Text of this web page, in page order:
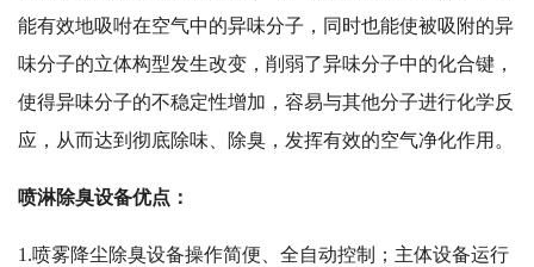
能有效地吸咐在空气中的异味分子，同时也能使被吸附的异
味分子的立体构型发生改变，削弱了异味分子中的化合键，
使得异味分子的不稳定性增加，容易与其他分子进行化学反
应，从而达到彻底除味、除臭，发挥有效的空气净化作用。
喷淋除臭设备优点：
1.喷雾降尘除臭设备操作简便、全自动控制；主体设备运行